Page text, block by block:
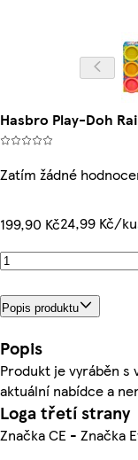
Hasbro Play-Doh
Zatím žádné
199,90 Kč24,99 Kč/
Popis produktu
Popis
Produkt je vyráběn s
aktuální nabídce a
Loga třetí strany
Značka CE - Značka